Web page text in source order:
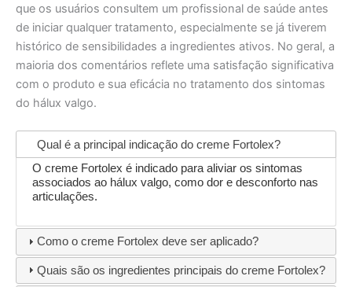
que os usuários consultem um profissional de saúde antes
de iniciar qualquer tratamento, especialmente se já tiverem
histórico de sensibilidades a ingredientes ativos. No geral, a
maioria dos comentários reflete uma satisfação significativa
com o produto e sua eficácia no tratamento dos sintomas
do hálux valgo.
Qual é a principal indicação do creme Fortolex?
O creme Fortolex é indicado para aliviar os sintomas
associados ao hálux valgo, como dor e desconforto nas
articulações.
Como o creme Fortolex deve ser aplicado?
Quais são os ingredientes principais do creme Fortolex?